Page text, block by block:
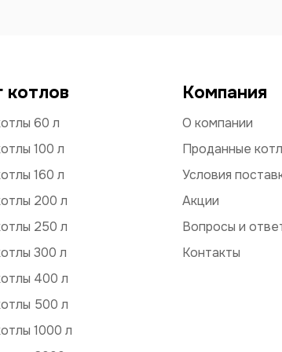
котлов
60 л
100 л
160 л
200 л
250 л
300 л
400 л
500 л
1000 л
Компания
О компании
Проданные
Условия
Акции
Вопросы и
Контакты